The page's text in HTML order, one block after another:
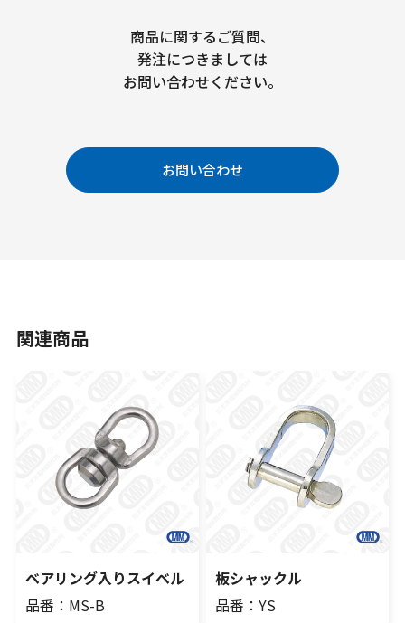
商品に関するご質問、
発注につきましては
お問い合わせください。
お問い合わせ
関連商品
ベアリング入りスイベル
品番：MS-B
板シャックル
品番：YS